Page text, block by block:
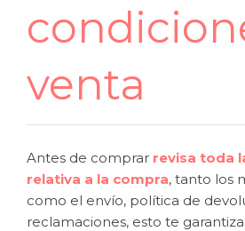
venta
Antes de comprar revisa toda
relativa a la compra, tanto los
como el envío, política de
reclamaciones, esto te